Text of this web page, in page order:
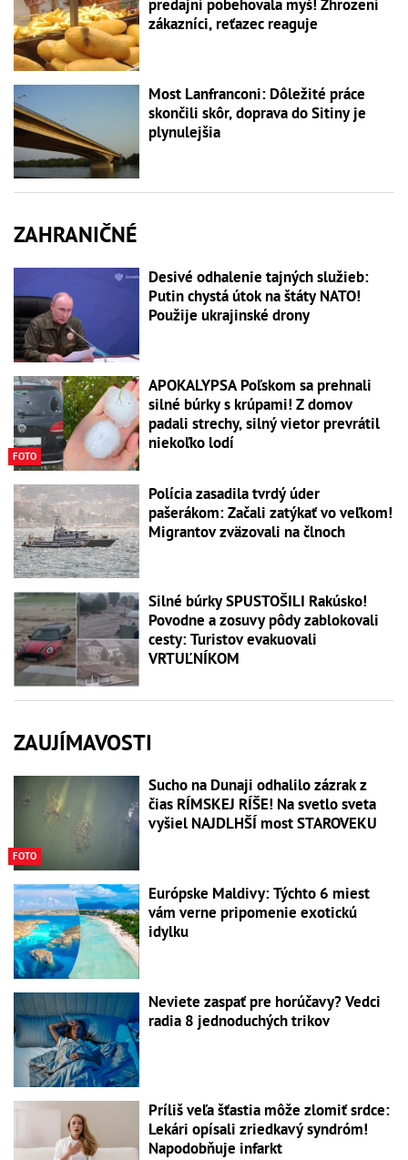
predajní pobehovala myš! Zhrození
zákazníci, reťazec reaguje
Most Lanfranconi: Dôležité práce
skončili skôr, doprava do Sitiny je
plynulejšia
ZAHRANIČNÉ
Desivé odhalenie tajných služieb:
Putin chystá útok na štáty NATO!
Použije ukrajinské drony
FOTO
APOKALYPSA Poľskom sa prehnali
silné búrky s krúpami! Z domov
padali strechy, silný vietor prevrátil
niekoľko lodí
Polícia zasadila tvrdý úder
pašerákom: Začali zatýkať vo veľkom!
Migrantov zväzovali na člnoch
Silné búrky SPUSTOŠILI Rakúsko!
Povodne a zosuvy pôdy zablokovali
cesty: Turistov evakuovali
VRTUĽNÍKOM
ZAUJÍMAVOSTI
FOTO
Sucho na Dunaji odhalilo zázrak z
čias RÍMSKEJ RÍŠE! Na svetlo sveta
vyšiel NAJDLHŠÍ most STAROVEKU
Európske Maldivy: Týchto 6 miest
vám verne pripomenie exotickú
idylku
Neviete zaspať pre horúčavy? Vedci
radia 8 jednoduchých trikov
Príliš veľa šťastia môže zlomiť srdce:
Lekári opísali zriedkavý syndróm!
Napodobňuje infarkt